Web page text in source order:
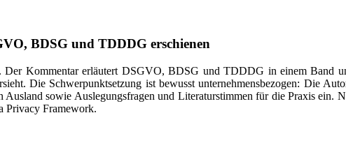
BDSG und TDDDG erschienen
Der Kommentar erläutert DSGVO, BDSG und TDDDG in einem Band
Die Schwerpunktsetzung ist bewusst unternehmensbezogen: Die
sowie Auslegungsfragen und Literaturstimmen für die Praxis
Privacy Framework.